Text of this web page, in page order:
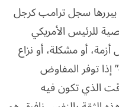
يبررها سجل ترامب كرجل
للرئيس الأمريكي
أو مشكلة، أو نزاع
توفر المفاوض
الذي تكون فيه